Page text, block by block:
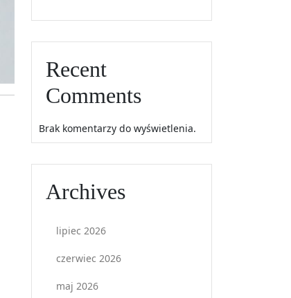
Recent
Comments
Brak komentarzy do wyświetlenia.
Archives
lipiec 2026
czerwiec 2026
maj 2026